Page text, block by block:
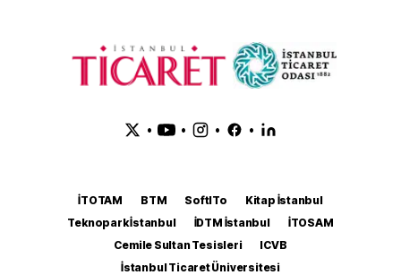
• • • •
İTOTAM BTM SoftITo
Kitap İstanbul
Teknopark İstanbul
İDTM İstanbul
İTOSAM
Cemile Sultan Tesisleri
ICVB
İstanbul Ticaret Üniversitesi